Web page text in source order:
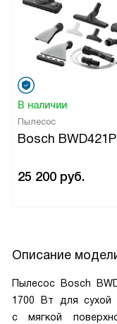
В наличии
Пылесос
Bosch
25 200 руб.
Описание
Пылесос Bosch
1700 Вт для сухой
с мягкой